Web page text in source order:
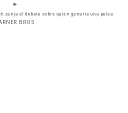
zanja el debate sobre quién ganaría una pelea
BROS